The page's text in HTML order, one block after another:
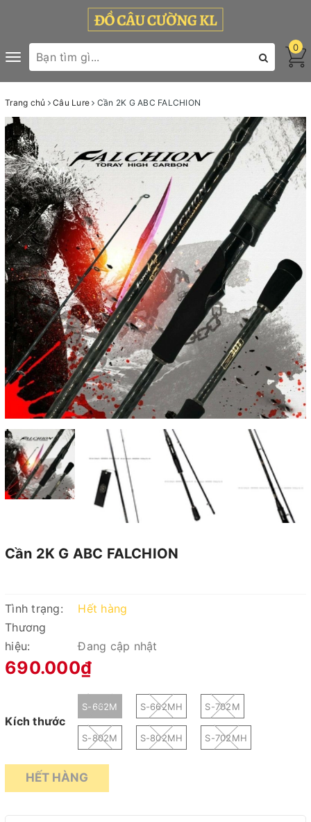
Toggle
navigation
0
Trang chủ Câu Lure Cần 2K G ABC FALCHION
Cần 2K G ABC FALCHION
Tình trạng:
Hết hàng
Thương
hiệu:
Đang cập nhật
690.000₫
Kích thước
S-662M S-662MH S-702M
S-802M S-802MH S-702MH
HẾT HÀNG